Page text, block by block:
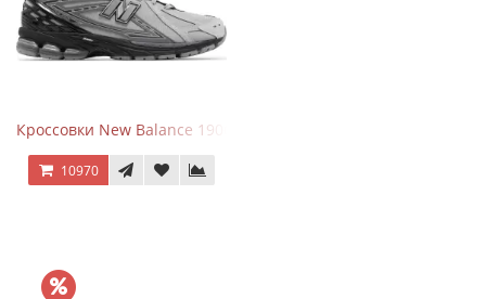
Кроссовки New Balance 1906R Brighton Grey
10970